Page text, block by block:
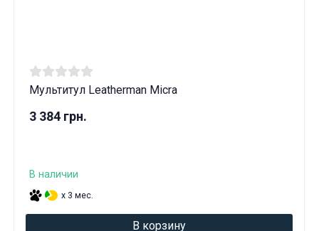
Мультитул Leatherman Micra
3 384 грн.
В наличии
x 3 мес.
В корзину